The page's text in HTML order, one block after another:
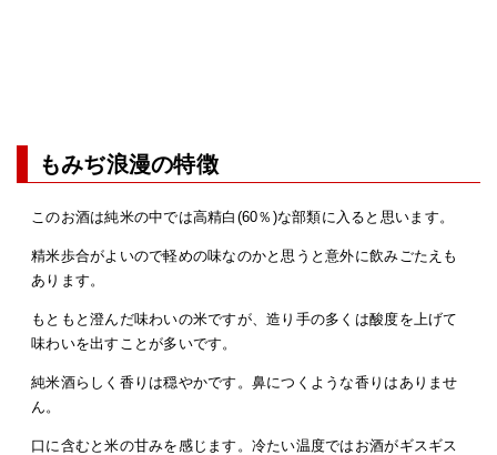
もみぢ浪漫の特徴
このお酒は純米の中では高精白(60％)な部類に入ると思います。
精米歩合がよいので軽めの味なのかと思うと意外に飲みごたえも
あります。
もともと澄んだ味わいの米ですが、造り手の多くは酸度を上げて
味わいを出すことが多いです。
純米酒らしく香りは穏やかです。鼻につくような香りはありませ
ん。
口に含むと米の甘みを感じます。冷たい温度ではお酒がギスギス